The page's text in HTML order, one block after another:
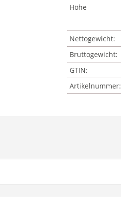
Höhe
Nettogewicht:
Bruttogewicht:
GTIN:
Artikelnummer: